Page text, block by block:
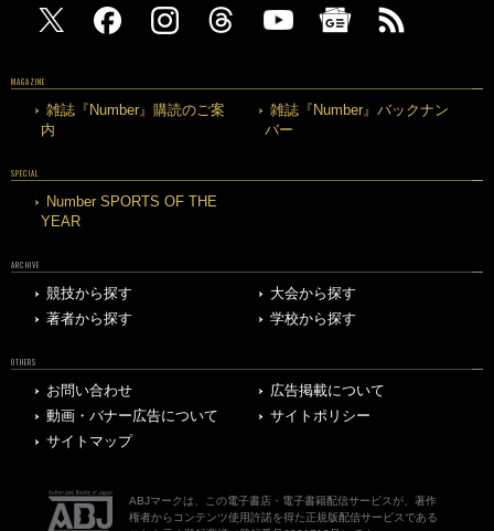
MAGAZINE
雑誌『Number』購読のご案
内
雑誌『Number』バックナン
バー
SPECIAL
Number SPORTS OF THE
YEAR
ARCHIVE
競技から探す
大会から探す
著者から探す
学校から探す
OTHERS
お問い合わせ
広告掲載について
動画・バナー広告について
サイトポリシー
サイトマップ
ABJマークは、この電子書店・電子書籍配信サービスが、著作
権者からコンテンツ使用許諾を得た正規版配信サービスである